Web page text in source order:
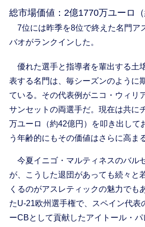
総市場価値：2億1770万ユーロ（
7位には昨季を8位で終えた名門ア
バオがランクインした。
優れた選手と指導者を輩出する土
表する名門は、毎シーズンのように
ている。その代表例がニコ・ウィリ
サンセットの両選手だ。現在は共に
万ユーロ（約42億円）を叩き出して
う年齢的にもその価値はさらに高ま
今夏イニゴ・マルティネスのバル
が、こうした退団があっても続々と
くるのがアスレティックの魅力でも
たU-21欧州選手権で、スペイン代表
ーCBとして貢献したアイトール・